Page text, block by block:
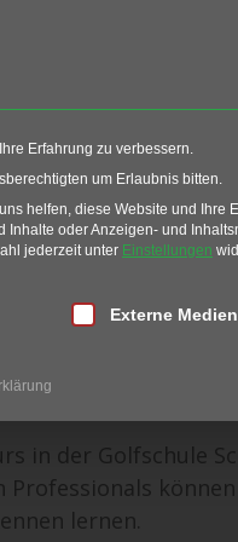
Restaurant
in der Golfschule
lernen.
Erfahrung zu verbessern.
um Erlaubnis bitten.
helfen, diese Website und Ihre
Inhalte oder Anzeigen- und
jederzeit unter Einstellungen
Gruppe ist
Externe Medien